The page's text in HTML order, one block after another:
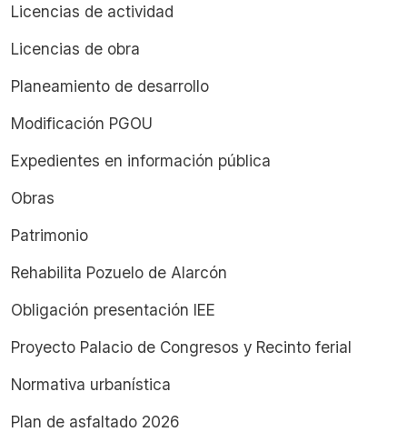
Licencias de actividad
Licencias de obra
Planeamiento de desarrollo
Modificación PGOU
Expedientes en información pública
Obras
Patrimonio
Rehabilita Pozuelo de Alarcón
Obligación presentación IEE
Proyecto Palacio de Congresos y Recinto ferial
Normativa urbanística
Plan de asfaltado 2026